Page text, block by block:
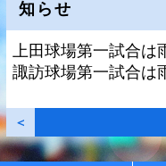
知らせ
上田球場第一試合は
諏訪球場第一試合は
＜